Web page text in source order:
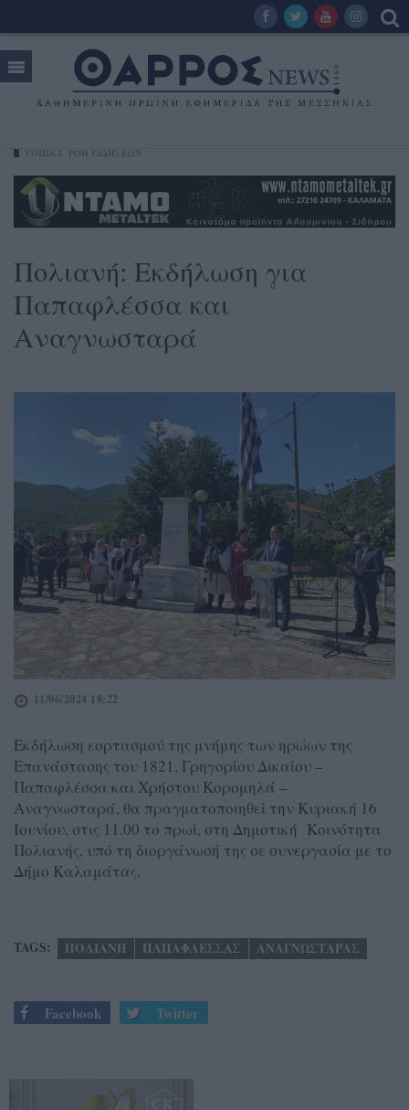
Πολιανή: Εκδήλωση για
Παπαφλέσσα και
Αναγνωσταρά
11/06/2024 18:22
Εκδήλωση εορτασμού της μνήμης των ηρώων της
Επανάστασης του 1821, Γρηγορίου Δικαίου –
Παπαφλέσσα και Χρήστου Κορομηλά –
Αναγνωσταρά, θα πραγματοποιηθεί την Κυριακή 16
Ιουνίου, στις 11.00 το πρωί, στη Δημοτική Κοινότητα
Πολιανής, υπό τη διοργάνωσή της σε συνεργασία με το
Δήμο Καλαμάτας.
TAGS: ΠΟΛΙΑΝΗ ΠΑΠΑΦΛΕΣΣΑΣ ΑΝΑΓΝΩΣΤΑΡΑΣ
Facebook Twitter